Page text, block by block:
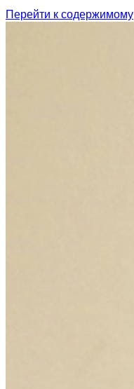
Перейти к содержимому